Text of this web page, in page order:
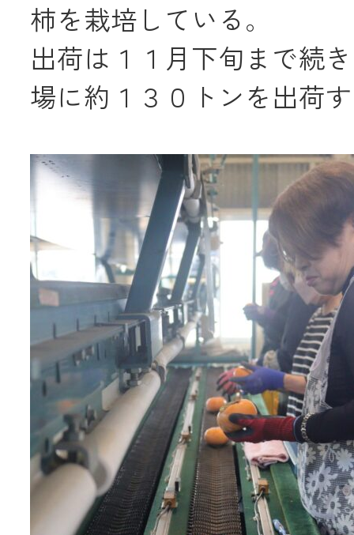
柿を栽培している。
出荷は１１月下旬まで続
場に約１３０トンを出荷